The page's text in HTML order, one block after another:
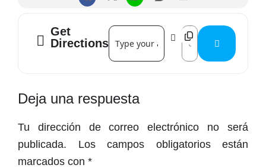
Get
Directions
Address - Cuentos, versos y acertijos
Destination Address
Interacciones
con
los
lectores
Deja una respuesta
Tu dirección de correo electrónico no será
publicada.
Los campos obligatorios están
marcados con *